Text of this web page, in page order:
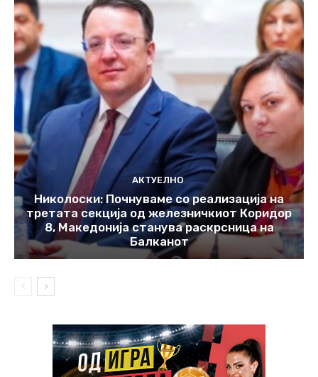
АКТУЕЛНО
Николоски: Почнуваме со реализација на
третата секција од железничкиот Коридор
8, Македонија станува раскрсница на
Балканот